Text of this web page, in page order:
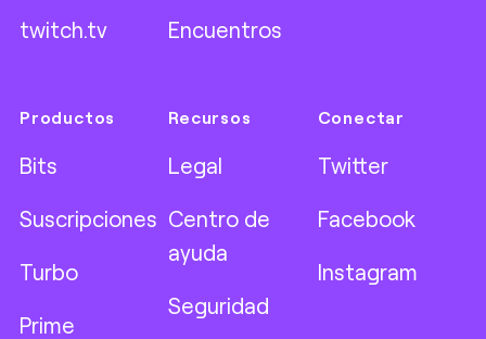
twitch.tv Encuentros
Productos
Bits
Suscripciones
Turbo
Prime
Recursos
Legal
Centro de
ayuda
Seguridad
Conectar
Twitter
Facebook
Instagram